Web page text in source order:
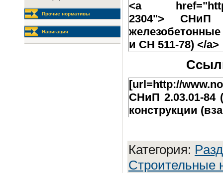
Прочие нормативы
Навигация
<a href="http://
2304"> СНиП
и СН 511-78) </a>
[url=http://
СНиП 2.03.01-84
конструкции
Категория:
Строительные